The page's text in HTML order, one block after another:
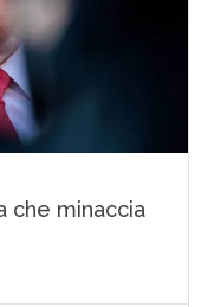
che minaccia